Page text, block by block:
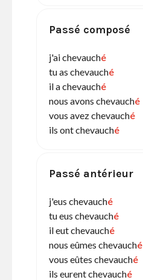
Passé composé
j'ai chevauché
tu as chevauché
il a chevauché
nous avons chevauché
vous avez chevauché
ils ont chevauché
Passé antérieur
j'eus chevauché
tu eus chevauché
il eut chevauché
nous eûmes chevauché
vous eûtes chevauché
ils eurent chevauché